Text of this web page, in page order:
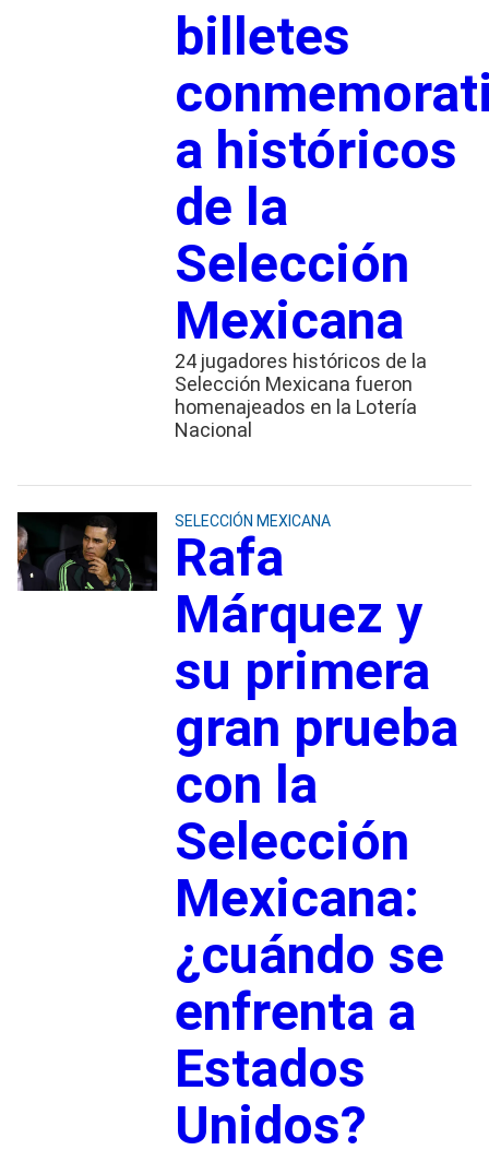
billetes
a históricos
de la
Selección
Mexicana
24 jugadores históricos de la
Selección Mexicana fueron
homenajeados en la Lotería
Nacional
SELECCIÓN MEXICANA
Rafa
Márquez y
su primera
gran prueba
con la
Selección
Mexicana:
¿cuándo se
enfrenta a
Estados
Unidos?